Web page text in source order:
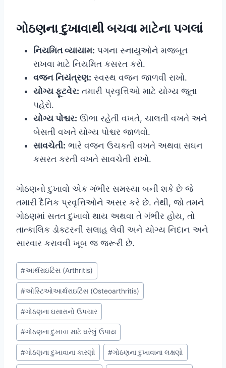
ગોઠણના દુખાવાથી બચવા માટેના પગલાં
નિયમિત વ્યાયામ: પગના સ્નાયુઓને મજબૂત
રાખવા માટે નિયમિત કસરત કરો.
વજન નિયંત્રણ: સ્વસ્થ વજન જાળવી રાખો.
યોગ્ય ફૂટવેર: તમારી પ્રવૃત્તિઓ માટે યોગ્ય જૂતા
પહેરો.
યોગ્ય પોશ્ચર: ઊભા રહેતી વખતે, ચાલતી વખતે અને
બેસતી વખતે યોગ્ય પોશ્ચર જાળવો.
સાવચેતી: ભારે વજન ઉચકતી વખતે અથવા સઘન
કસરત કરતી વખતે સાવચેતી રાખો.
ગોઠણનો દુખાવો એક ગંભીર સમસ્યા બની શકે છે જે
તમારી દૈનિક પ્રવૃત્તિઓને અસર કરે છે. તેથી, જો તમને
ગોઠણમાં સતત દુખાવો થાય અથવા તે ગંભીર હોય, તો
તાત્કાલિક ડોક્ટરની સલાહ લેવી અને યોગ્ય નિદાન અને
સારવાર કરાવવી ખૂબ જ જરૂરી છે.
Post
Tags:
#આર્થરાઇટિસ (Arthritis)
#ઓસ્ટિઓઆર્થરાઇટિસ (Osteoarthritis)
#ગોઠણના ઘસારાનો ઉપચાર
#ગોઠણના દુખાવા માટે ઘરેલું ઉપાય
#ગોઠણના દુખાવાના કારણો #ગોઠણના દુખાવાના લક્ષણો